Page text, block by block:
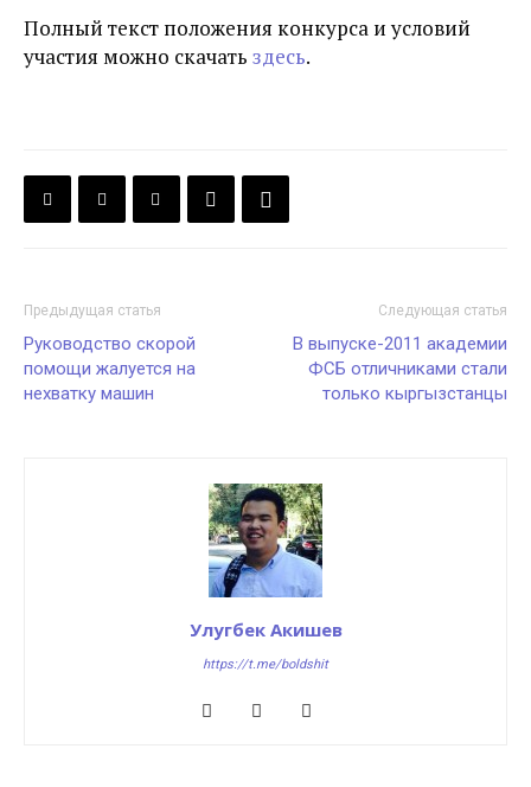
Полный текст положения конкурса и условий
участия можно скачать здесь.
Предыдущая статья
Руководство скорой
помощи жалуется на
нехватку машин
Следующая статья
В выпуске-2011 академии
ФСБ отличниками стали
только кыргызстанцы
Улугбек Акишев
https://t.me/boldshit